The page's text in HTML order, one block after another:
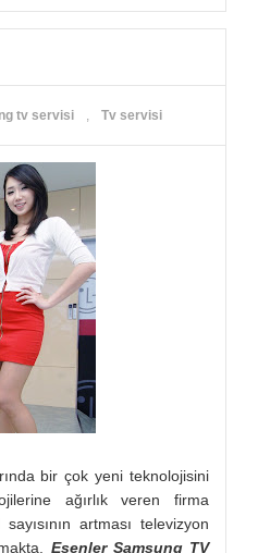
tv servisi , Tv servisi
bir çok yeni teknolojisini
ağırlık veren firma
artması televizyon
Esenler Samsung TV